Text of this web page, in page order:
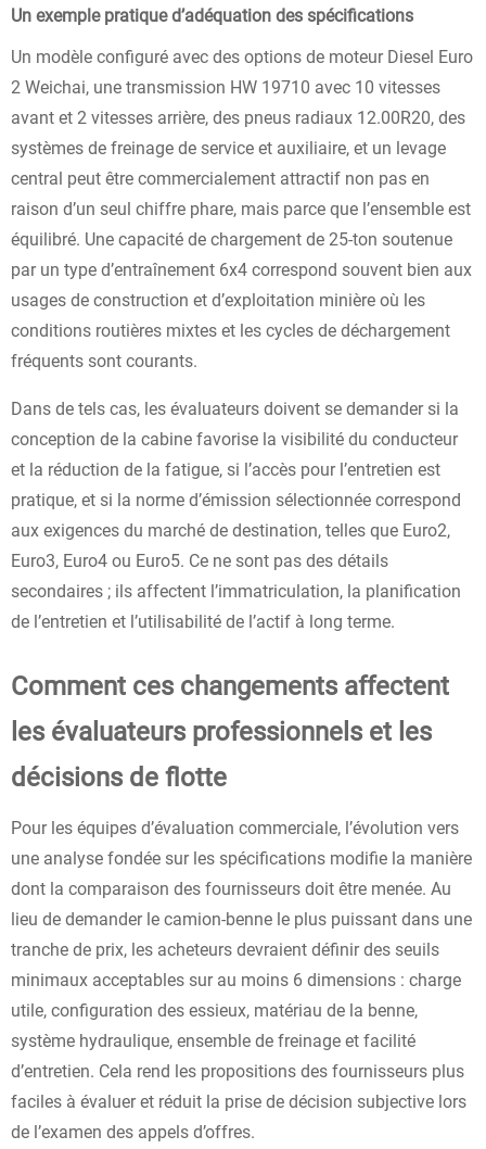
Un exemple pratique d’adéquation des spécifications
Un modèle configuré avec des options de moteur Diesel Euro
2 Weichai, une transmission HW 19710 avec 10 vitesses
avant et 2 vitesses arrière, des pneus radiaux 12.00R20, des
systèmes de freinage de service et auxiliaire, et un levage
central peut être commercialement attractif non pas en
raison d’un seul chiffre phare, mais parce que l’ensemble est
équilibré. Une capacité de chargement de 25-ton soutenue
par un type d’entraînement 6x4 correspond souvent bien aux
usages de construction et d’exploitation minière où les
conditions routières mixtes et les cycles de déchargement
fréquents sont courants.
Dans de tels cas, les évaluateurs doivent se demander si la
conception de la cabine favorise la visibilité du conducteur
et la réduction de la fatigue, si l’accès pour l’entretien est
pratique, et si la norme d’émission sélectionnée correspond
aux exigences du marché de destination, telles que Euro2,
Euro3, Euro4 ou Euro5. Ce ne sont pas des détails
secondaires ; ils affectent l’immatriculation, la planification
de l’entretien et l’utilisabilité de l’actif à long terme.
Comment ces changements affectent
les évaluateurs professionnels et les
décisions de flotte
Pour les équipes d’évaluation commerciale, l’évolution vers
une analyse fondée sur les spécifications modifie la manière
dont la comparaison des fournisseurs doit être menée. Au
lieu de demander le camion-benne le plus puissant dans une
tranche de prix, les acheteurs devraient définir des seuils
minimaux acceptables sur au moins 6 dimensions : charge
utile, configuration des essieux, matériau de la benne,
système hydraulique, ensemble de freinage et facilité
d’entretien. Cela rend les propositions des fournisseurs plus
faciles à évaluer et réduit la prise de décision subjective lors
de l’examen des appels d’offres.